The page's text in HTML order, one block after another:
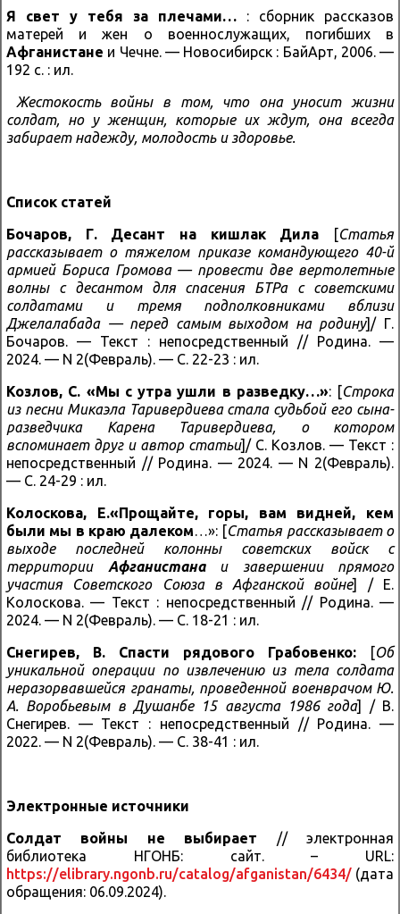
Я свет у тебя за плечами… : сборник рассказов
матерей и жен о военнослужащих, погибших в
Афганистане и Чечне. — Новосибирск : БайАрт, 2006. —
192 с. : ил.
Жестокость войны в том, что она уносит жизни
солдат, но у женщин, которые их ждут, она всегда
забирает надежду, молодость и здоровье.
Список статей
Бочаров, Г. Десант на кишлак Дила [Статья
рассказывает о тяжелом приказе командующего 40-й
армией Бориса Громова — провести две вертолетные
волны с десантом для спасения БТРа с советскими
солдатами и тремя подполковниками вблизи
Джелалабада — перед самым выходом на родину]/ Г.
Бочаров. — Текст : непосредственный // Родина. —
2024. — N 2(Февраль). — С. 22-23 : ил.
Козлов, С. «Мы с утра ушли в разведку…»: [Строка
из песни Микаэла Таривердиева стала судьбой его сына-
разведчика Карена Таривердиева, о котором
вспоминает друг и автор статьи]/ С. Козлов. — Текст :
непосредственный // Родина. — 2024. — N 2(Февраль).
— С. 24-29 : ил.
Колоскова, Е.«Прощайте, горы, вам видней, кем
были мы в краю далеком…»: [Статья рассказывает о
выходе последней колонны советских войск с
территории Афганистанаи завершении прямого
участия Советского Союза в Афганской войне] / Е.
Колоскова. — Текст : непосредственный // Родина. —
2024. — N 2(Февраль). — С. 18-21 : ил.
Снегирев, В. Спасти рядового Грабовенко: [Об
уникальной операции по извлечению из тела солдата
неразорвавшейся гранаты, проведенной военврачом Ю.
А. Воробьевым в Душанбе 15 августа 1986 года] / В.
Снегирев. — Текст : непосредственный // Родина. —
2022. — N 2(Февраль). — С. 38-41 : ил.
Электронные источники
Солдат войны не выбирает // электронная
библиотека НГОНБ: сайт. – URL:
https://elibrary.ngonb.ru/catalog/afganistan/6434/ (дата
обращения: 06.09.2024).